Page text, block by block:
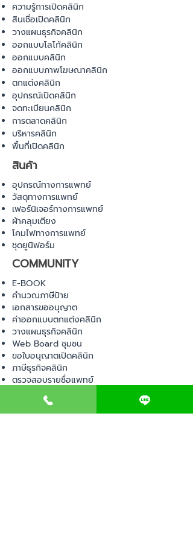
ความรู้การเปิดคลินิก
สินเชื่อเปิดคลินิก
วางแผนธุรกิจคลินิก
ออกแบบโลโก้คลินิก
ออกแบบคลินิก
ออกแบบภาพโฆษณาคลินิก
ตกแต่งคลินิก
อุปกรณ์เปิดคลินิก
จดทะเบียนคลินิก
การตลาดคลินิก
บริหารคลินิก
พื้นที่เปิดคลินิก
สินค้า
อุปกรณ์ทางการแพทย์
วัสดุทางการแพทย์
เฟอร์นิเจอร์ทางการแพทย์
ผ้าคลุมเตียง
โคมไฟทางการแพทย์
ชุดยูนิฟอร์ม
COMMUNITY
E-BOOK
คำนวณภาษีป้าย
เอกสารขออนุญาต
ค่าออกแบบตกแต่งคลินิก
วางแผนธุรกิจคลินิก
Web Board ชุมชน
ขอใบอนุญาตเปิดคลินิก
ภาษีธุรกิจคลินิก
ตรวจสอบรายชื่อแพทย์
ติดต่อ สำนักงานสาธารณสุข
การนำเข้าเครื่องมือแพทย์
แบบตรวจมาตรฐานคลินิก